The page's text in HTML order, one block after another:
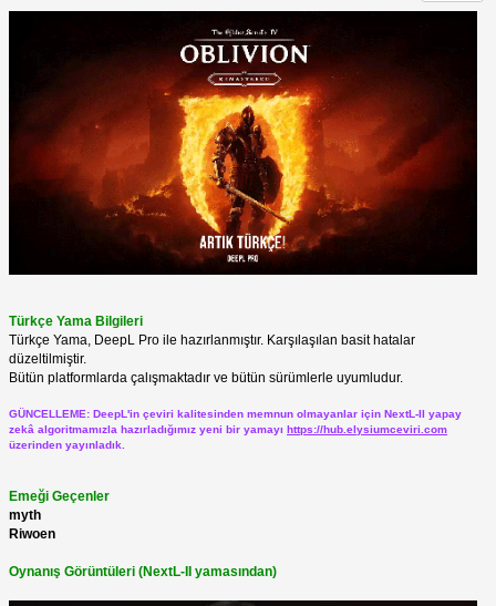
Türkçe Yama Bilgileri
Türkçe Yama, DeepL Pro ile hazırlanmıştır. Karşılaşılan basit hatalar
düzeltilmiştir.
Bütün platformlarda çalışmaktadır ve bütün sürümlerle uyumludur.
GÜNCELLEME: DeepL'in çeviri kalitesinden memnun olmayanlar için NextL-II yapay
zekâ algoritmamızla hazırladığımız yeni bir yamayı https://hub.elysiumceviri.com
üzerinden yayınladık.
Emeği Geçenler
myth
Riwoen
Oynanış Görüntüleri (NextL-II yamasından)